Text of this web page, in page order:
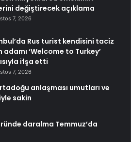
değiştirecek açıklama
7, 2026
Rus turist kendisini taciz
adamı ‘Welcome to Turkey’
ifşa etti
7, 2026
anlaşması umutları ve
sakin
daralma Temmuz’da